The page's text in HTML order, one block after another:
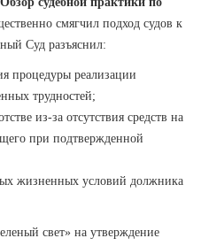
смягчил подход судов к
Суд разъяснил:
процедуры реализации
трудностей;
из-за отсутствия средств на
при подтвержденной
жизненных условий должника
свет» на утверждение